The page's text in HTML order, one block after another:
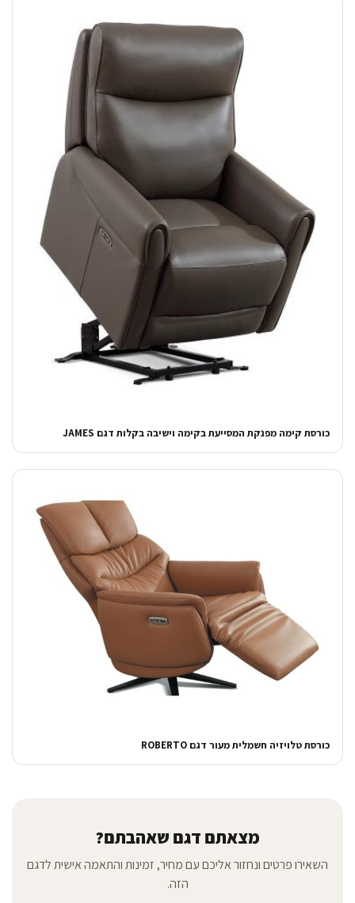
כורסת קימה מפנקת המסייעת בקימה וישיבה בקלות דגם JAMES
כורסת טלויזיה חשמלית מעור דגם ROBERTO
מצאתם דגם שאהבתם?
השאירו פרטים ונחזור אליכם עם מחיר, זמינות והתאמה אישית לדגם
הזה.